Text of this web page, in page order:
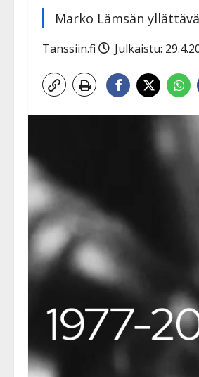
Marko Lämsän
Tanssiin.fi Julkaistu: